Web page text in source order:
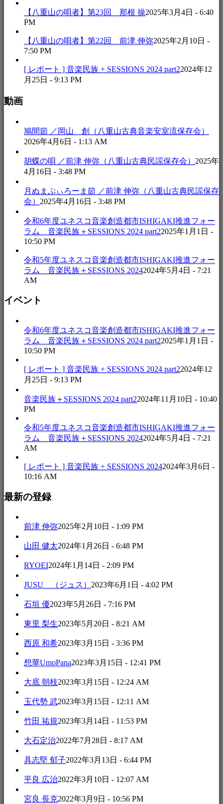
【八重山の唄者】第23回 那根 操2025年3月4日 - 6:40
PM
【八重山の唄者】第22回 前津 伸弥2025年2月10日 -
7:50 PM
[ レポート ] 音楽民族 + SESSIONS 2024 part22024年12
月25日 - 9:13 PM
動画
鳩間節 ／岡山 創（八重山古典音楽安室流保存会）
2026年4月6日 - 1:13 AM
胡蝶の唄 ／前津 伸弥（八重山古典民謡保存会） 2025年
4月16日 - 3:48 PM
月ぬまぷぃろーま節 ／前津 伸弥（八重山古典民謡保存
会） 2025年4月16日 - 3:48 PM
令和6年度ユネスコ音楽創造都市ISHIGAKI推進フォー
ラム 音楽民族＋SESSIONS 2024 part22025年1月1日 -
10:50 PM
令和5年度ユネスコ音楽創造都市ISHIGAKI推進フォー
ラム 音楽民族＋SESSIONS 20242024年5月4日 - 7:21
AM
イベント
令和6年度ユネスコ音楽創造都市ISHIGAKI推進フォー
ラム 音楽民族＋SESSIONS 2024 part22025年1月1日 -
10:50 PM
[ レポート ] 音楽民族 + SESSIONS 2024 part22024年12
月25日 - 9:13 PM
音楽民族＋SESSIONS 2024 part22024年11月10日 - 10:40
PM
令和5年度ユネスコ音楽創造都市ISHIGAKI推進フォー
ラム 音楽民族＋SESSIONS 20242024年5月4日 - 7:21
AM
[ レポート ] 音楽民族 + SESSIONS 20242024年3月6日 -
10:16 AM
最新の登録
前津 伸弥2025年2月10日 - 1:09 PM
山田 健太2024年1月26日 - 6:48 PM
RYOEI2024年1月14日 - 2:09 PM
JUSU （ジュス） 2023年6月1日 - 4:02 PM
石垣 優2023年5月26日 - 7:16 PM
東里 梨生2023年5月20日 - 8:21 AM
西原 和希2023年3月15日 - 3:36 PM
想華UmoPana2023年3月15日 - 12:41 PM
大底 朝枝2023年3月15日 - 12:24 AM
玉代勢 武2023年3月15日 - 12:11 AM
竹田 祐規2023年3月14日 - 11:53 PM
大石定治2022年7月28日 - 8:17 AM
具志堅 郁子2022年3月13日 - 6:44 PM
平良 広治2022年3月10日 - 12:07 AM
宮良 長克2022年3月9日 - 10:56 PM